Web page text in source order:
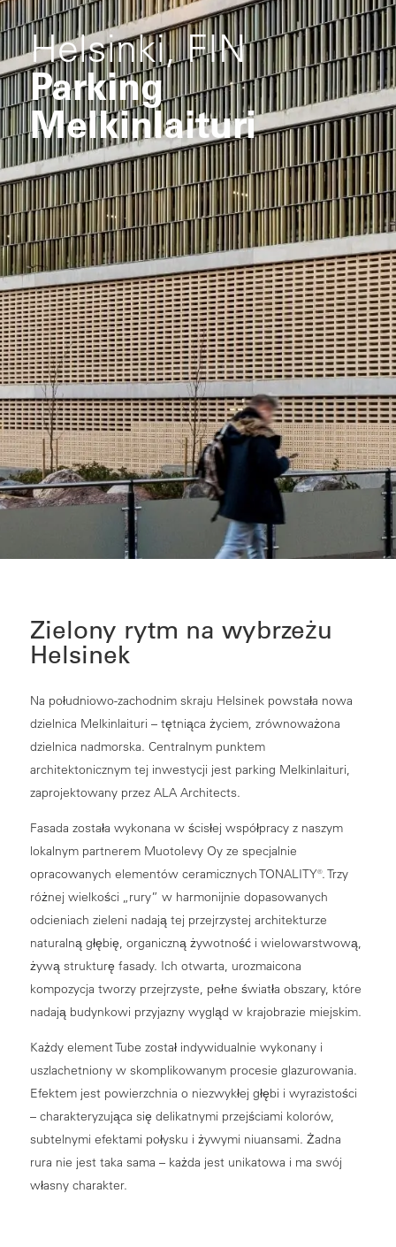
Helsinki, FIN
Parking
Melkinlaituri
Zielony rytm na wybrzeżu
Helsinek
Na południowo-zachodnim skraju Helsinek powstała nowa
dzielnica Melkinlaituri – tętniąca życiem, zrównoważona
dzielnica nadmorska. Centralnym punktem
architektonicznym tej inwestycji jest parking Melkinlaituri,
zaprojektowany przez ALA Architects.
Fasada została wykonana w ścisłej współpracy z naszym
lokalnym partnerem Muotolevy Oy ze specjalnie
opracowanych elementów ceramicznych TONALITY®. Trzy
różnej wielkości „rury” w harmonijnie dopasowanych
odcieniach zieleni nadają tej przejrzystej architekturze
naturalną głębię, organiczną żywotność i wielowarstwową,
żywą strukturę fasady. Ich otwarta, urozmaicona
kompozycja tworzy przejrzyste, pełne światła obszary, które
nadają budynkowi przyjazny wygląd w krajobrazie miejskim.
Każdy element Tube został indywidualnie wykonany i
uszlachetniony w skomplikowanym procesie glazurowania.
Efektem jest powierzchnia o niezwykłej głębi i wyrazistości
– charakteryzująca się delikatnymi przejściami kolorów,
subtelnymi efektami połysku i żywymi niuansami. Żadna
rura nie jest taka sama – każda jest unikatowa i ma swój
własny charakter.